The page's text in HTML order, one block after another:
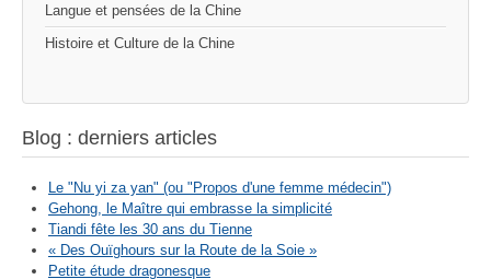
Langue et pensées de la Chine
Histoire et Culture de la Chine
Blog : derniers articles
Le "Nu yi za yan" (ou "Propos d'une femme médecin")
Gehong, le Maître qui embrasse la simplicité
Tiandi fête les 30 ans du Tienne
« Des Ouïghours sur la Route de la Soie »
Petite étude dragonesque